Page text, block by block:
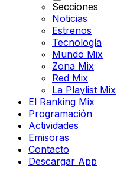
Secciones
Noticias
Estrenos
Tecnología
Mundo Mix
Zona Mix
Red Mix
La Playlist Mix
El Ranking Mix
Programación
Actividades
Emisoras
Contacto
Descargar App